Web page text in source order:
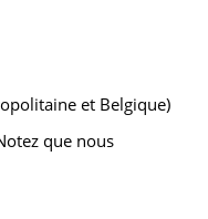
et Belgique)
que nous